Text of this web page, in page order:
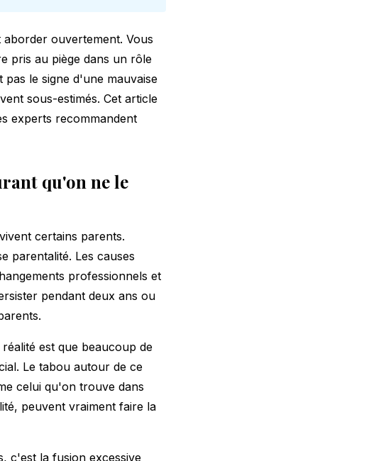
ouvertement. Vous
pris au piège dans un rôle
le signe d'une mauvaise
sous-estimés. Cet article
experts recommandent
qu'on ne le
certains parents.
parentalité. Les causes
professionnels et
pendant deux ans ou
est que beaucoup de
Le tabou autour de ce
celui qu'on trouve dans
peuvent vraiment faire la
c'est la fusion excessive